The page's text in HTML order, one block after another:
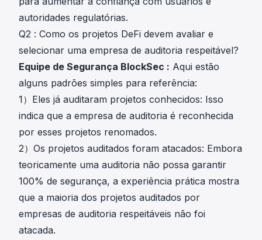
autoridades regulatórias.
Q2 : Como os projetos DeFi devem avaliar e
selecionar uma empresa de auditoria respeitável?
Equipe de Segurança BlockSec : Aqui estão
alguns padrões simples para referência:
1）Eles já auditaram projetos conhecidos: Isso
indica que a empresa de auditoria é reconhecida
por esses projetos renomados.
2）Os projetos auditados foram atacados: Embora
teoricamente uma auditoria não possa garantir
100% de segurança, a experiência prática mostra
que a maioria dos projetos auditados por
empresas de auditoria respeitáveis não foi
atacada.